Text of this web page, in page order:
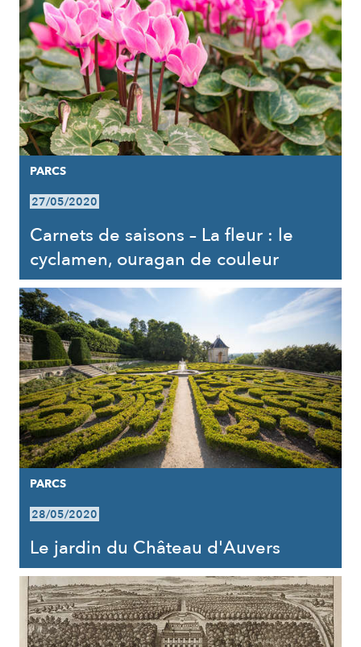
PARCS
27/05/2020
Carnets de saisons – La fleur : le
cyclamen, ouragan de couleur
PARCS
28/05/2020
Le jardin du Château d'Auvers